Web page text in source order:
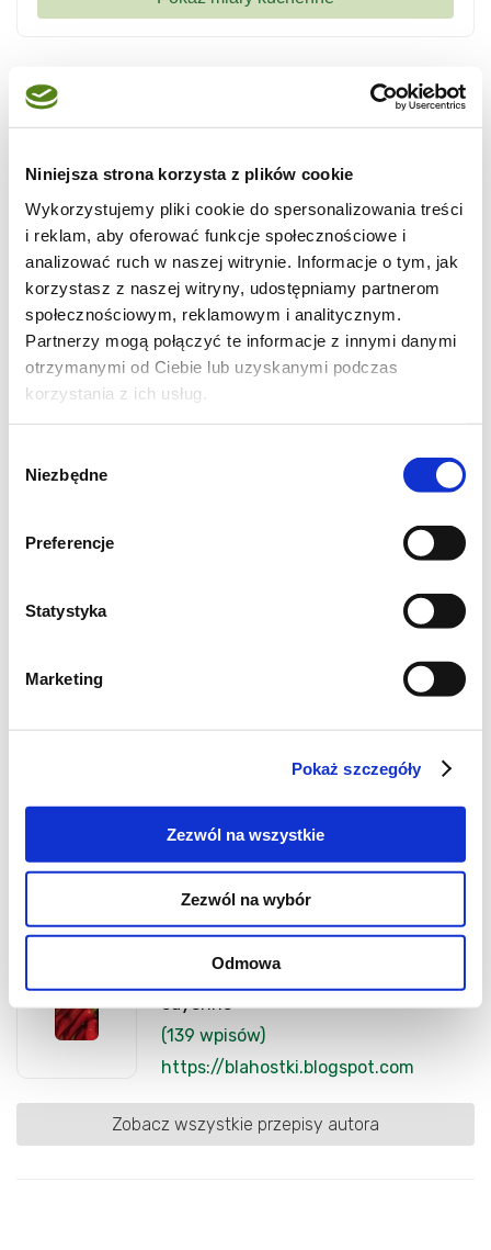
Niniejsza strona korzysta z plików cookie
Wykorzystujemy pliki cookie do spersonalizowania treści
i reklam, aby oferować funkcje społecznościowe i
analizować ruch w naszej witrynie. Informacje o tym, jak
korzystasz z naszej witryny, udostępniamy partnerom
społecznościowym, reklamowym i analitycznym.
Partnerzy mogą połączyć te informacje z innymi danymi
otrzymanymi od Ciebie lub uzyskanymi podczas
korzystania z ich usług.
zgody
Niezbędne
Preferencje
Statystyka
Marketing
Pokaż szczegóły
Zezwól na wszystkie
Zezwól na wybór
Odmowa
jajku, bułce tartej i posiekanych orzechach
włoskich. Usmażyć na maśle. Równie fajnie
smakują z płatkami kukurydzianymi.
Autor
cayenne
(139 wpisów)
https://blahostki.blogspot.com
Zobacz wszystkie przepisy autora